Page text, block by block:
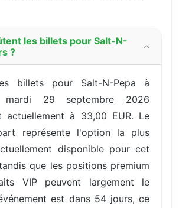
les billets pour Salt-N-
?
billets pour Salt-N-Pepa à
29 septembre 2026
actuellement à 33,00 EUR. Le
représente l'option la plus
disponible pour cet
que les positions premium
VIP peuvent largement le
est dans 54 jours, ce